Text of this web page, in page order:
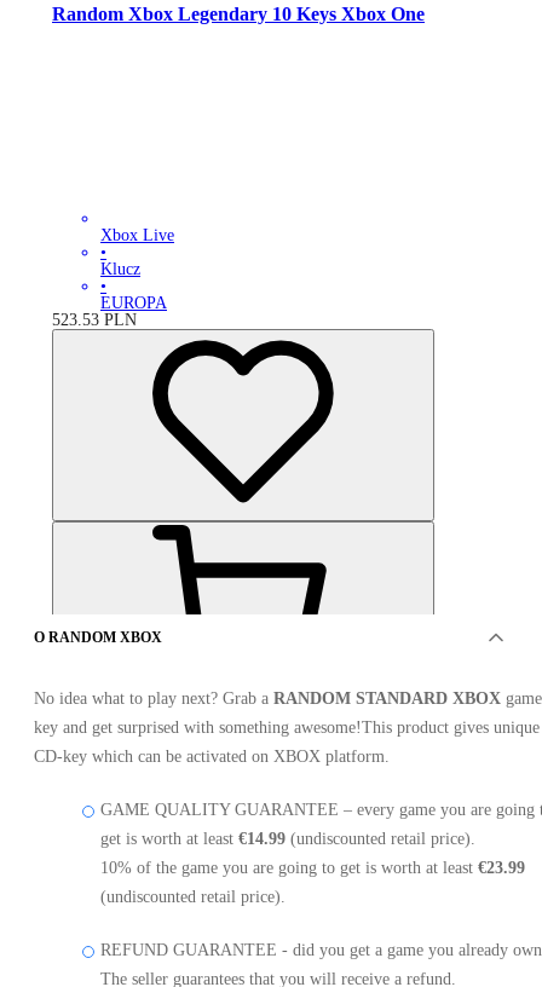
Random Xbox Legendary 10 Keys Xbox One
Xbox Live
•
Klucz
•
EUROPA
523.53 PLN
OFERTA OD 1 SPRZEDAWCY
Random Xbox Premium 1 Key Xbox One
O RANDOM XBOX
No idea what to play next? Grab a RANDOM STANDARD XBOX game
key and get surprised with something awesome!This product gives unique
CD-key which can be activated on XBOX platform.
GAME QUALITY GUARANTEE – every game you are going
get is worth at least €14.99 (undiscounted retail price).
10% of the game you are going to get is worth at least €23.99
(undiscounted retail price).
REFUND GUARANTEE - did you get a game you already
The seller guarantees that you will receive a refund.